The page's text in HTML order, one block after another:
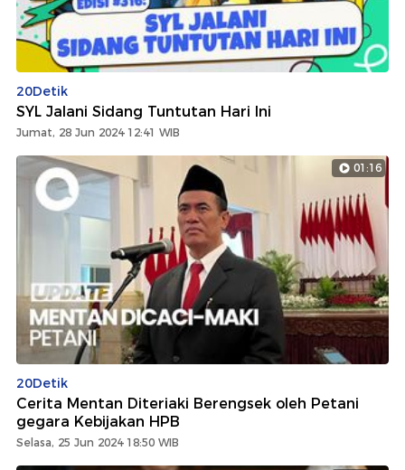
20Detik
SYL Jalani Sidang Tuntutan Hari Ini
Jumat, 28 Jun 2024 12:41 WIB
01:16
20Detik
Cerita Mentan Diteriaki Berengsek oleh Petani
gegara Kebijakan HPB
Selasa, 25 Jun 2024 18:50 WIB